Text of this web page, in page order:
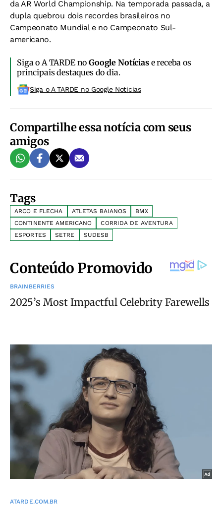
da AR World Championship. Na temporada passada, a
dupla quebrou dois recordes brasileiros no
Campeonato Mundial e no Campeonato Sul-
americano.
Siga o A TARDE noGoogle Notíciase receba os
principais destaques do dia.
Siga o A TARDE no Google Noticias
Compartilhe essa notícia com seus
amigos
Tags
ARCO E FLECHA ATLETAS BAIANOS
BMX
CONTINENTE AMERICANO
CORRIDA DE AVENTURA
ESPORTES
SETRE SUDESB